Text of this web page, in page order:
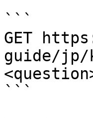
```
GET
guide/jp/
```